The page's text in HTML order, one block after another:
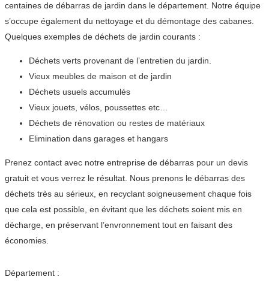
centaines de débarras de jardin dans le département. Notre équipe
s’occupe également du nettoyage et du démontage des cabanes.
Quelques exemples de déchets de jardin courants :
Déchets verts provenant de l’entretien du jardin.
Vieux meubles de maison et de jardin
Déchets usuels accumulés
Vieux jouets, vélos, poussettes etc…
Déchets de rénovation ou restes de matériaux
Elimination dans garages et hangars
Prenez contact avec notre entreprise de débarras pour un devis
gratuit et vous verrez le résultat. Nous prenons le débarras des
déchets très au sérieux, en recyclant soigneusement chaque fois
que cela est possible, en évitant que les déchets soient mis en
décharge, en préservant l’envronnement tout en faisant des
économies.
Département :